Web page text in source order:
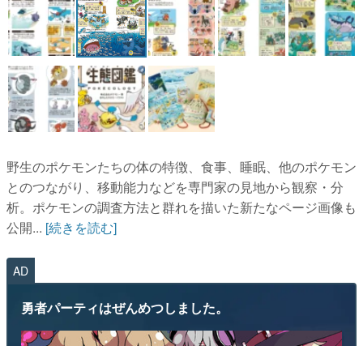
野生のポケモンたちの体の特徴、食事、睡眠、他のポケモン
とのつながり、移動能力などを専門家の見地から観察・分
析。ポケモンの調査方法と群れを描いた新たなページ画像も
公開... [続きを読む]
AD
勇者パーティはぜんめつしました。